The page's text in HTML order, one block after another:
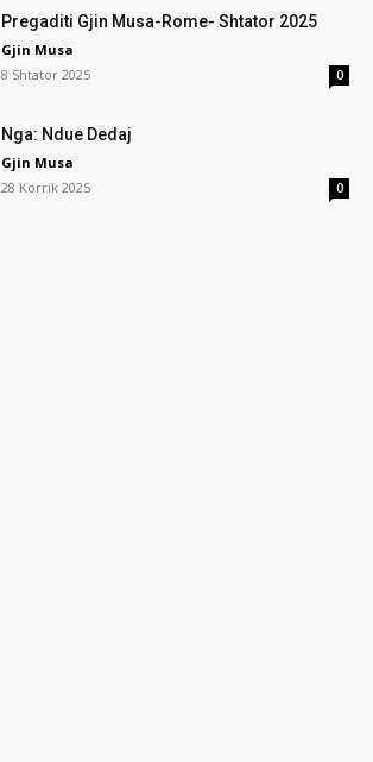
Pregaditi Gjin Musa-Rome- Shtator 2025
Gjin Musa
8 Shtator 2025
0
Nga: Ndue Dedaj
Gjin Musa
28 Korrik 2025
0